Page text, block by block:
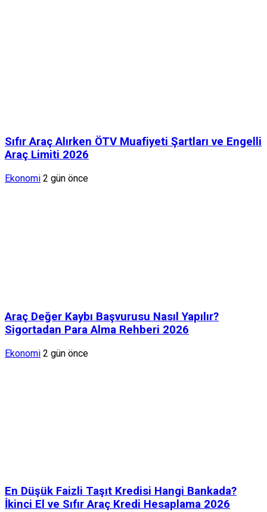
Sıfır Araç Alırken ÖTV Muafiyeti Şartları ve Engelli
Araç Limiti 2026
Ekonomi 2 gün önce
Araç Değer Kaybı Başvurusu Nasıl Yapılır?
Sigortadan Para Alma Rehberi 2026
Ekonomi 2 gün önce
En Düşük Faizli Taşıt Kredisi Hangi Bankada?
İkinci El ve Sıfır Araç Kredi Hesaplama 2026